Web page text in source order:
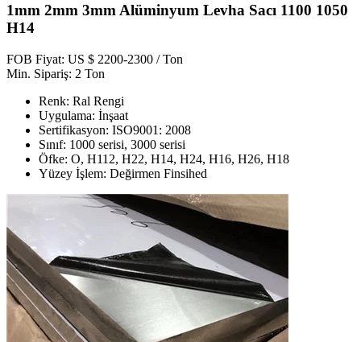
1mm 2mm 3mm Alüminyum Levha Sacı 1100 1050
H14
FOB Fiyat: US $ 2200-2300 / Ton
Min. Sipariş: 2 Ton
Renk: Ral Rengi
Uygulama: İnşaat
Sertifikasyon: ISO9001: 2008
Sınıf: 1000 serisi, 3000 serisi
Öfke: O, H112, H22, H14, H24, H16, H26, H18
Yüzey İşlem: Değirmen Finsihed